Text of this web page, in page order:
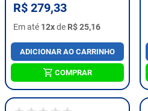
R$ 279,33
Em até 12xde R$ 25,16
ADICIONAR AO CARRINHO
COMPRAR